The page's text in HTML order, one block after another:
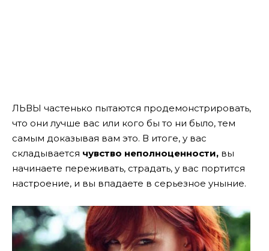
ЛЬВЫ частенько пытаются продемонстрировать,
что они лучше вас или кого бы то ни было, тем
самым доказывая вам это. В итоге, у вас
складывается чувство неполноценности, вы
начинаете переживать, страдать, у вас портится
настроение, и вы впадаете в серьезное уныние.